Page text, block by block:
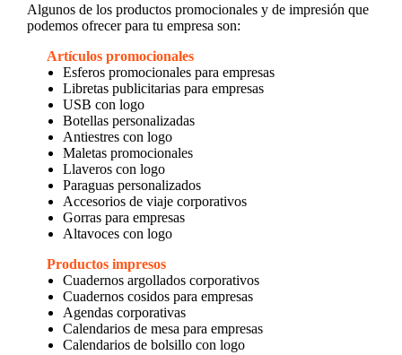
Algunos de los productos promocionales y de impresión que
podemos ofrecer para tu empresa son:
Artículos promocionales
Esferos promocionales para empresas
Libretas publicitarias para empresas
USB con logo
Botellas personalizadas
Antiestres con logo
Maletas promocionales
Llaveros con logo
Paraguas personalizados
Accesorios de viaje corporativos
Gorras para empresas
Altavoces con logo
Productos impresos
Cuadernos argollados corporativos
Cuadernos cosidos para empresas
Agendas corporativas
Calendarios de mesa para empresas
Calendarios de bolsillo con logo